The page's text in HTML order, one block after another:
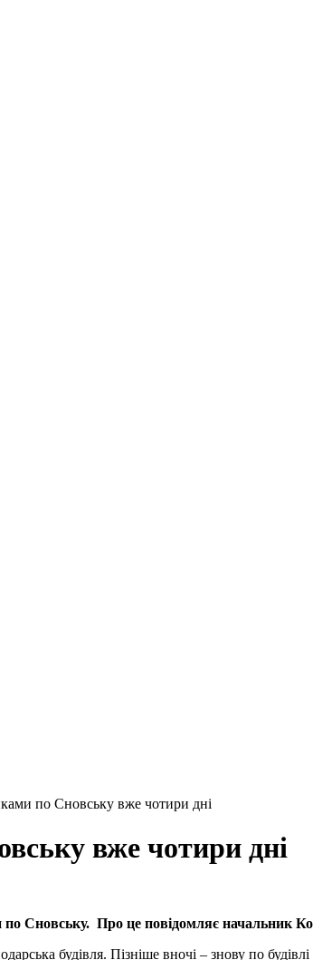
по Сновську вже чотири дні
вже чотири дні
по Сновську. Про це повідомляє
будівля. Пізніше вночі – знову по